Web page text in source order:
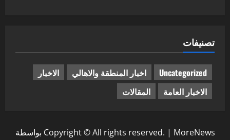
تصنيفات
Uncategorized اخبار المنطقة والاهالي
الاخبار
الاخبار العامة
المقالات
Copyright © All rights reserved. | MoreNews
بواسطة